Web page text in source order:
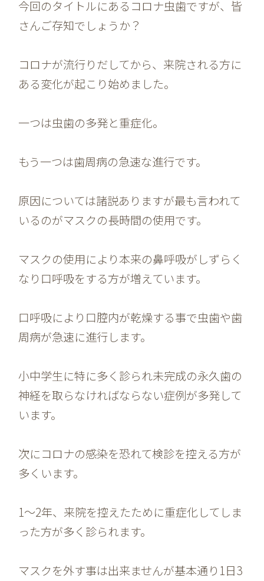
今回のタイトルにあるコロナ虫歯ですが、皆
さんご存知でしょうか？
コロナが流行りだしてから、来院される方に
ある変化が起こり始めました。
一つは虫歯の多発と重症化。
もう一つは歯周病の急速な進行です。
原因については諸説ありますが最も言われて
いるのがマスクの長時間の使用です。
マスクの使用により本来の鼻呼吸がしずらく
なり口呼吸をする方が増えています。
口呼吸により口腔内が乾燥する事で虫歯や歯
周病が急速に進行します。
小中学生に特に多く診られ未完成の永久歯の
神経を取らなければならない症例が多発して
います。
次にコロナの感染を恐れて検診を控える方が
多くいます。
1〜2年、来院を控えたために重症化してしま
った方が多く診られます。
マスクを外す事は出来ませんが基本通り1日3